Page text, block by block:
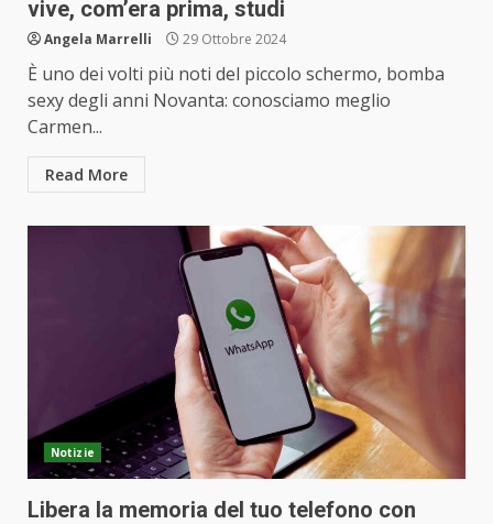
vive, com’era prima, studi
Angela Marrelli 29 Ottobre 2024
È uno dei volti più noti del piccolo schermo, bomba
sexy degli anni Novanta: conosciamo meglio
Carmen...
Read More
Notizie
Libera la memoria del tuo telefono con